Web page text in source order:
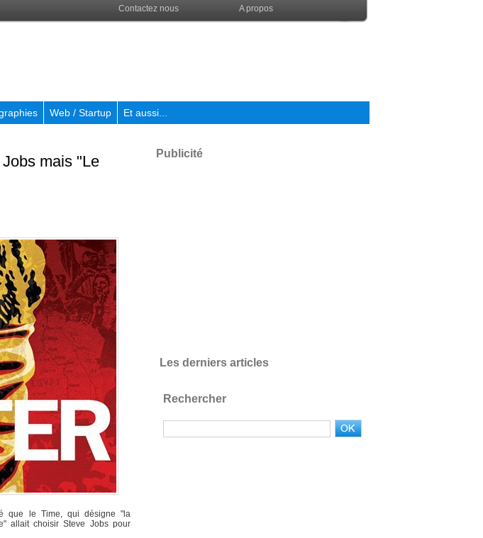
Contactez nous A propos
Web / Startup Et aussi...
mais "Le
que le Time, qui désigne "la
allait choisir Steve Jobs pour
Publicité
Les derniers articles
Rechercher